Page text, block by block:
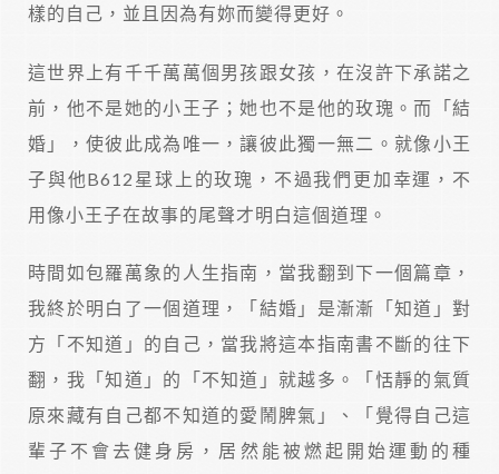
樣的自己，並且因為有妳而變得更好。
這世界上有千千萬萬個男孩跟女孩，在沒許下承諾之
前，他不是她的小王子；她也不是他的玫瑰。而「結
婚」，使彼此成為唯一，讓彼此獨一無二。就像小王
子與他B612星球上的玫瑰，不過我們更加幸運，不
用像小王子在故事的尾聲才明白這個道理。
時間如包羅萬象的人生指南，當我翻到下一個篇章，
我終於明白了一個道理，「結婚」是漸漸「知道」對
方「不知道」的自己，當我將這本指南書不斷的往下
翻，我「知道」的「不知道」就越多。「恬靜的氣質
原來藏有自己都不知道的愛鬧脾氣」、「覺得自己這
輩子不會去健身房，居然能被燃起開始運動的種